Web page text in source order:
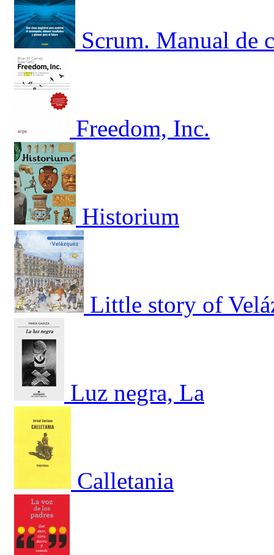
Scrum. Manual de
Freedom, Inc.
Historium
Little story of
Luz negra, La
Calletania